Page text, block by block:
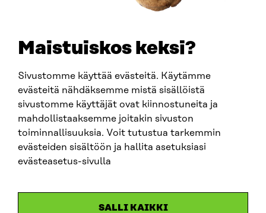
Maistuiskos keksi?
Sivustomme käyttää evästeitä. Käytämme
evästeitä nähdäksemme mistä sisällöistä
sivustomme käyttäjät ovat kiinnostuneita ja
mahdollistaaksemme joitakin sivuston
toiminnallisuuksia. Voit tutustua tarkemmin
evästeiden sisältöön ja hallita asetuksiasi
evästeasetus-sivulla
SALLI KAIKKI
firstname.lastname@sitra.fi
SITRA ON SOCIAL MEDIA
LinkedIn
Instagram